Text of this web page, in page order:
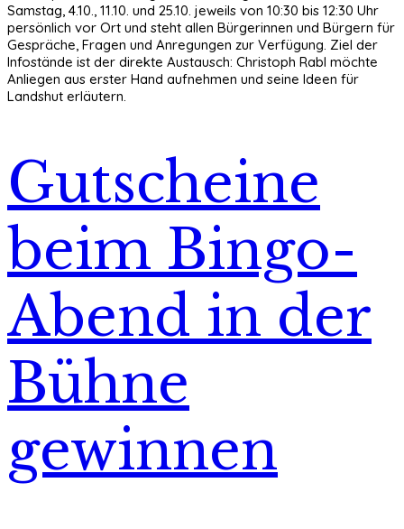
Samstag, 4.10., 11.10. und 25.10. jeweils von 10:30 bis 12:30 Uhr
persönlich vor Ort und steht allen Bürgerinnen und Bürgern für
Gespräche, Fragen und Anregungen zur Verfügung. Ziel der
Infostände ist der direkte Austausch: Christoph Rabl möchte
Anliegen aus erster Hand aufnehmen und seine Ideen für
Landshut erläutern.
Gutscheine
beim Bingo-
Abend in der
Bühne
gewinnen